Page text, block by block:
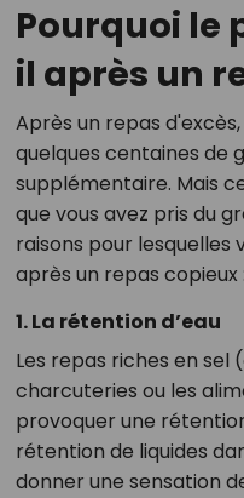
Pourquoi
il après un
Après un repas
quelques centaines de
supplémentaire. Mais
que vous avez pris du
raisons pour
après un repas copieux :
1. La rétention d’eau
Les repas riches en
charcuteries ou les
provoquer une
rétention de liquides
donner une sensation